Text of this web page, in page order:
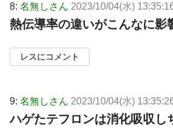
8: 名無しさん 2023/10/04(水)
熱伝導率の違いがこんなに影
レスにコメント
9: 名無しさん 2023/10/04(水)
ハゲたテフロンは消化吸収し